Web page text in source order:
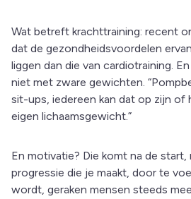
Wat betreft krachttraining: recent
dat de gezondheidsvoordelen
liggen dan die van cardiotraining.
niet met zware gewichten.
sit-ups, iedereen kan dat op zijn of
eigen lichaamsgewicht.”
En motivatie? Die komt na de start,
progressie die je maakt, door te
wordt, geraken mensen steeds